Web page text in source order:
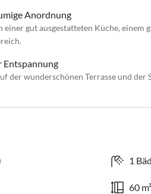
Anordnung
einer gut ausgestatteten Küche, einem
Entspannung
der wunderschönen Terrasse und der
1
60 m²